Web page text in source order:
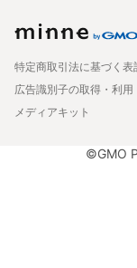
特定商取引法に基づく表
広告識別子の取得・利用
メディアキット
©GMO